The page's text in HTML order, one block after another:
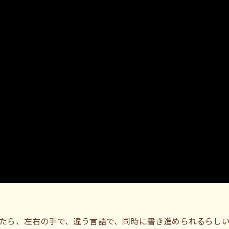
ら、左右の手で、違う言語で、同時に書き進められるらし